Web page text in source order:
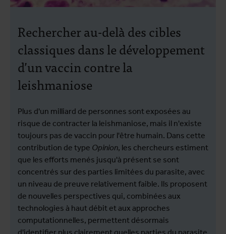
Rechercher au-delà des cibles
classiques dans le développement
d’un vaccin contre la
leishmaniose
Plus d'un milliard de personnes sont exposées au
risque de contracter la leishmaniose, mais il n'existe
toujours pas de vaccin pour l'être humain. Dans cette
contribution de type Opinion, les chercheurs estiment
que les efforts menés jusqu'à présent se sont
concentrés sur des parties limitées du parasite, avec
un niveau de preuve relativement faible. Ils proposent
de nouvelles perspectives qui, combinées aux
technologies à haut débit et aux approches
computationnelles, permettent désormais